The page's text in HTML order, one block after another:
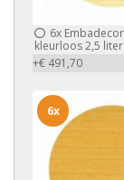
6x
kleurloos 2,5
+€ 491,70
6x